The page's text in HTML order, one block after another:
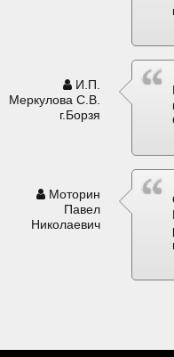
И.П.
Меркулова С.В.
г.Борзя
Моторин
Павел
Николаевич